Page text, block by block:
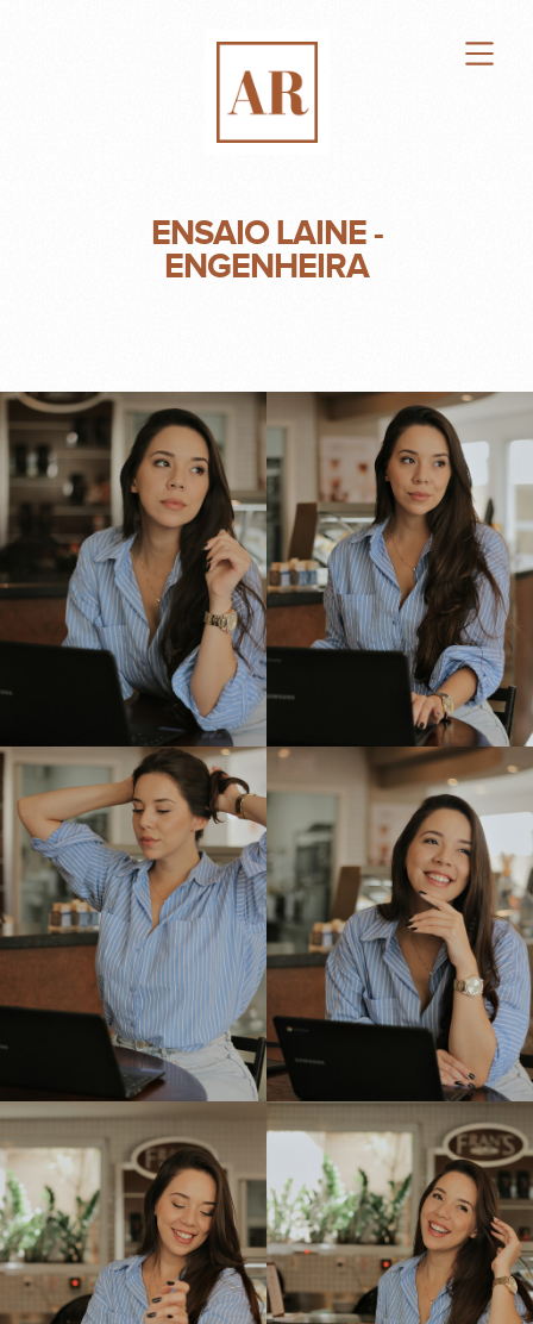
ENSAIO LAINE -
ENGENHEIRA